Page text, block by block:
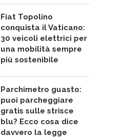
Fiat Topolino
conquista il Vaticano:
30 veicoli elettrici per
una mobilità sempre
più sostenibile
Parchimetro guasto:
puoi parcheggiare
gratis sulle strisce
blu? Ecco cosa dice
davvero la legge